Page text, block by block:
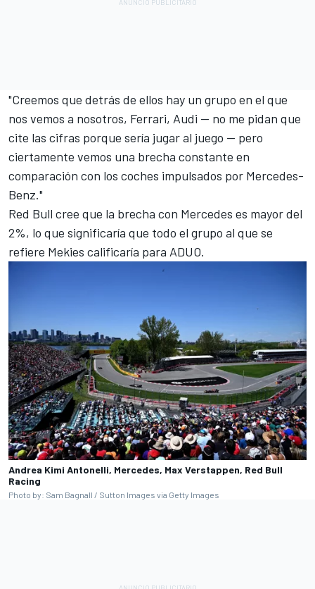
"Creemos que detrás de ellos hay un grupo en el que
nos vemos a nosotros, Ferrari, Audi — no me pidan que
cite las cifras porque sería jugar al juego — pero
ciertamente vemos una brecha constante en
comparación con los coches impulsados por Mercedes-
Benz."
Red Bull cree que la brecha con Mercedes es mayor del
2%, lo que significaría que todo el grupo al que se
refiere Mekies calificaría para ADUO.
Andrea Kimi Antonelli, Mercedes, Max Verstappen, Red Bull
Racing
Photo by: Sam Bagnall / Sutton Images via Getty Images